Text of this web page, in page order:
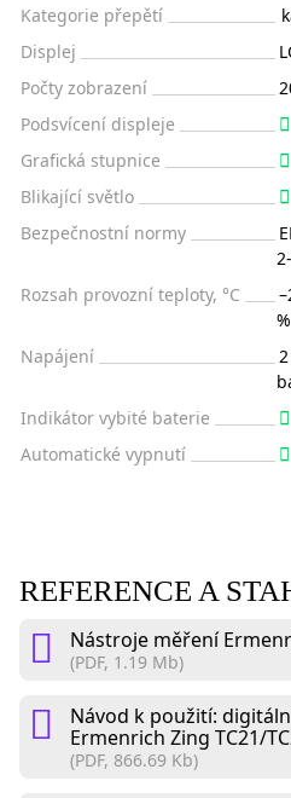
Kategorie přepětí
Displej
Počty zobrazení
Podsvícení displeje
Grafická stupnice
Blikající světlo
Bezpečnostní normy
Rozsah provozní teploty, °C
Napájení
Indikátor vybité baterie
Automatické vypnutí
REFERENCE A
Nástroje měření
(PDF, 1.19 Mb)
Návod k použití:
Ermenrich Zing TC21/
(PDF, 866.69 Kb)